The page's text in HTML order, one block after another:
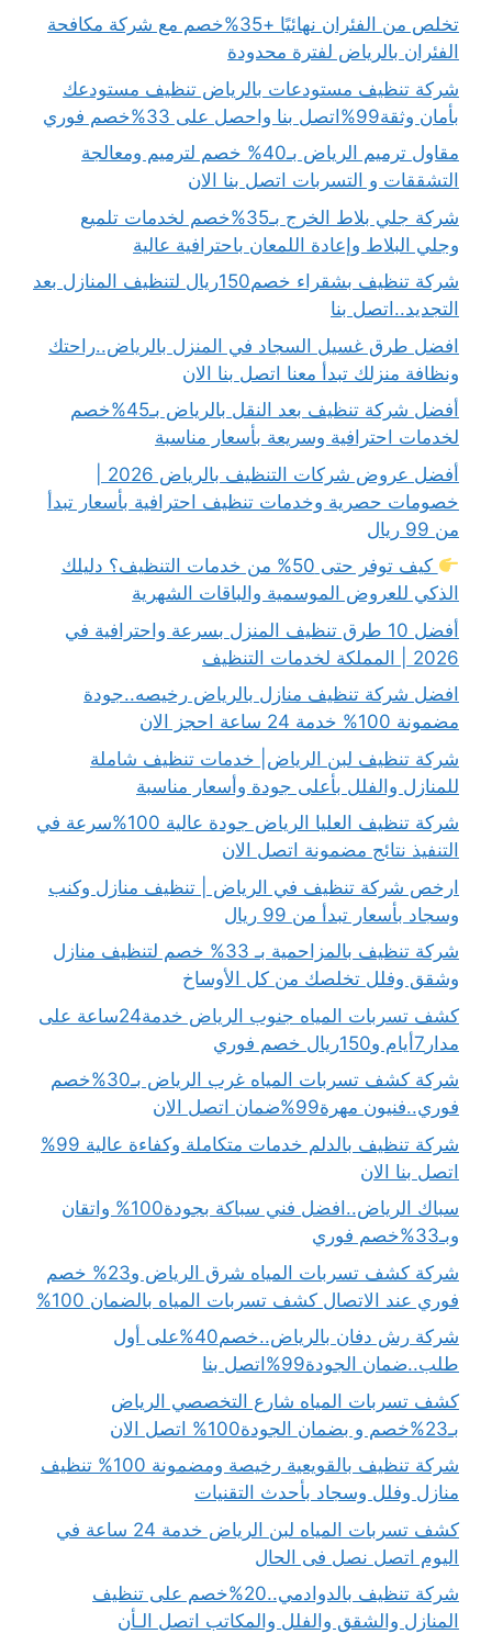
تخلص من الفئران نهائيًا +35%خصم مع شركة مكافحة
الفئران بالرياض لفترة محدودة
شركة تنظيف مستودعات بالرياض تنظيف مستودعك
بأمان وثقة99%اتصل بنا واحصل على 33%خصم فوري
مقاول ترميم الرياض بـ40% خصم لترميم ومعالجة
التشققات و التسربات اتصل بنا الان
شركة جلي بلاط الخرج بـ35%خصم لخدمات تلميع
وجلي البلاط وإعادة اللمعان باحترافية عالية
شركة تنظيف بشقراء خصم150ريال لتنظيف المنازل بعد
التجديد..اتصل بنا
افضل طرق غسيل السجاد في المنزل بالرياض..راحتك
ونظافة منزلك تبدأ معنا اتصل بنا الان
أفضل شركة تنظيف بعد النقل بالرياض بـ45%خصم
لخدمات احترافية وسريعة بأسعار مناسبة
خصومات حصرية وخدمات تنظيف احترافية بأسعار تبدأ
من 99 ريال
كيف توفر حتى 50% من خدمات التنظيف؟ دليلك
الذكي للعروض الموسمية والباقات الشهرية
أفضل 10 طرق تنظيف المنزل بسرعة واحترافية في
2026 | المملكة لخدمات التنظيف
افضل شركة تنظيف منازل بالرياض رخيصه..جودة
مضمونة 100% خدمة 24 ساعة احجز الان
شركة تنظيف لبن الرياض| خدمات تنظيف شاملة
للمنازل والفلل بأعلى جودة وأسعار مناسبة
شركة تنظيف العليا الرياض جودة عالية 100%سرعة في
التنفيذ نتائج مضمونة اتصل الان
ارخص شركة تنظيف في الرياض | تنظيف منازل وكنب
وسجاد بأسعار تبدأ من 99 ريال
شركة تنظيف بالمزاحمية بـ 33% خصم لتنظيف منازل
وشقق وفلل تخلصك من كل الأوساخ
كشف تسربات المياه جنوب الرياض خدمة24ساعة على
مدار7أيام و150ريال خصم فوري
شركة كشف تسربات المياه غرب الرياض بـ30%خصم
فوري..فنيون مهرة99%ضمان اتصل الان
شركة تنظيف بالدلم خدمات متكاملة وكفاءة عالية 99%
اتصل بنا الان
سباك الرياض..افضل فني سباكة بجودة100% واتقان
وبـ33%خصم فوري
شركة كشف تسربات المياه شرق الرياض و23% خصم
فوري عند الاتصال كشف تسربات المياه بالضمان 100%
شركة رش دفان بالرياض..خصم40%على أول
طلب..ضمان الجودة99%اتصل بنا
كشف تسربات المياه شارع التخصصي الرياض
بـ23%خصم و بضمان الجودة100% اتصل الان
شركة تنظيف بالقويعية رخيصة ومضمونة 100% تنظيف
منازل وفلل وسجاد بأحدث التقنيات
كشف تسربات المياه لبن الرياض خدمة 24 ساعة في
اليوم اتصل نصل فى الحال
شركة تنظيف بالدوادمي..20%خصم على تنظيف
المنازل والشقق والفلل والمكاتب اتصل الـأن